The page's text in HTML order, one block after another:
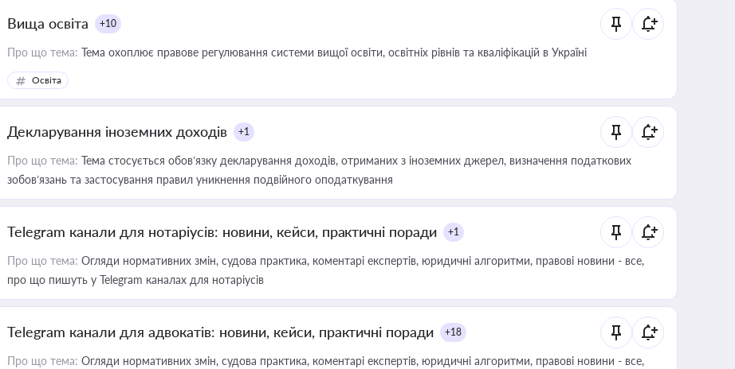
Вища освіта +10
Про що тема: Тема охоплює правове регулювання системи вищої освіти, освітніх рівнів та кваліфікацій в Україні
Освіта
Декларування іноземних доходів +1
Про що тема: Тема стосується обов’язку декларування доходів, отриманих з іноземних джерел, визначення податкових
зобов’язань та застосування правил уникнення подвійного оподаткування
Telegram канали для нотаріусів: новини, кейси, практичні поради +1
Про що тема: Огляди нормативних змін, судова практика, коментарі експертів, юридичні алгоритми, правові новини - все,
про що пишуть у Telegram каналах для нотаріусів
Telegram канали для адвокатів: новини, кейси, практичні поради +18
Про що тема: Огляди нормативних змін, судова практика, коментарі експертів, юридичні алгоритми, правові новини - все,